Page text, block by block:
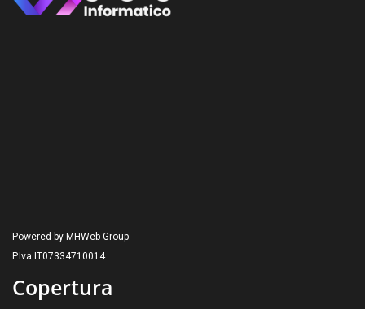
Powered by MHWeb Group.
P.Iva IT07334710014
Copertura